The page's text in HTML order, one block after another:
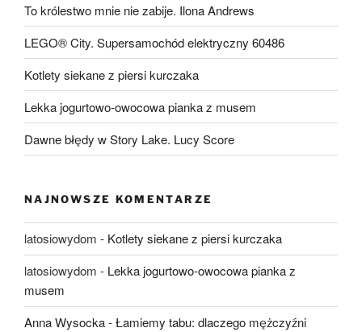
To królestwo mnie nie zabije. Ilona Andrews
LEGO® City. Supersamochód elektryczny 60486
Kotlety siekane z piersi kurczaka
Lekka jogurtowo-owocowa pianka z musem
Dawne błędy w Story Lake. Lucy Score
NAJNOWSZE KOMENTARZE
latosiowydom - Kotlety siekane z piersi kurczaka
latosiowydom - Lekka jogurtowo-owocowa pianka z
musem
Anna Wysocka-Łamiemy tabu: dlaczego mężczyźni